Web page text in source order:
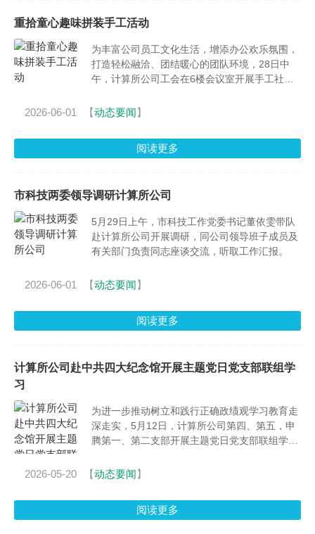
重拾童心趣味拼装手工活动
为丰富公司员工文化生活，增添办公欢乐氛围，
打造轻松融洽、团结暖心的团队环境，28日中
午，计算所公司工会在6楼会议室开展手工社精
助全体员工卸下工作疲惫、重拾童真乐趣，在温
2026-06-01 【动态要闻】
阅读更多
市科技两委领导调研计算所公司
5月29日上午，市科技工作党委书记董依雯带队
赴计算所公司开展调研，同公司领导班子成员及
有关部门负责同志座谈交流，听取工作汇报。
2026-06-01 【动态要闻】
阅读更多
计算所公司赴中共四大纪念馆开展主题党日党支部联组学
习
为进一步推动树立和践行正确政绩观学习教育走
深走实，5月12日，计算所公司第四、第五，申
腾第一、第二支部开展主题党日党支部联组学
2026-05-20 【动态要闻】
阅读更多